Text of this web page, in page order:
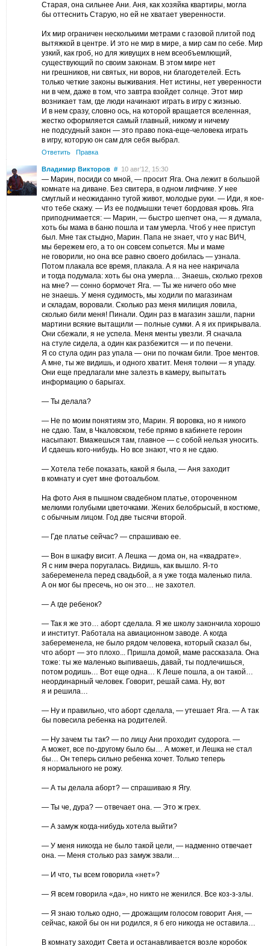
Старая, она сильнее Ани. Аня, как хозяйка квартиры, могла
бы оттеснить Старую, но ей не хватает уверенности.
Их мир ограничен несколькими метрами с газовой плитой под
вытяжкой в центре. И это не мир в мире, а мир сам по себе. Мир
узкий, как гроб, но для живущих в нем всеобъемлющий,
существующий по своим законам. В этом мире нет
ни грешников, ни святых, ни воров, ни благодетелей. Есть
только четкие законы выживания. Нет истины, нет уверенности
ни в чем, даже в том, что завтра взойдет солнце. Этот мир
возникает там, где люди начинают играть в игру с жизнью.
И в нем сразу, словно ось, на которой вращается вселенная,
жестко оформляется самый главный, никому и ничему
не подсудный закон — это право пока-еще-человека играть
в игру, которую он сам для себя выбрал.
Ответить Правка
Владимир Викторов # 10 авг’12, 15:30
— Марин, посиди со мной, — просит Яга. Она лежит в большой
комнате на диване. Без свитера, в одном лифчике. У нее
смуглый и неожиданно тугой живот, молодые руки. — Иди, я кое-
что тебе скажу. — Из ее подмышки течет бордовая кровь. Яга
приподнимается: — Марин, — быстро шепчет она, — я думала,
хоть бы мама в баню пошла и там умерла. Чтоб у нее приступ
был. Мне так стыдно, Марин. Папа не знает, что у нас ВИЧ,
мы бережем его, а то он совсем сопьется. Мы и маме
не говорили, но она все равно своего добилась — узнала.
Потом плакала все время, плакала. А я на нее накричала
и тогда подумала: хоть бы она умерла… Знаешь, сколько грехов
на мне? — сонно бормочет Яга. — Ты же ничего обо мне
не знаешь. У меня судимость, мы ходили по магазинам
и складам, воровали. Сколько раз меня милиция ловила,
сколько били меня! Пинали. Один раз в магазин зашли, парни
мартини всякие вытащили — полные сумки. А я их прикрывала.
Они сбежали, я не успела. Меня менты увезли. Я сначала
на стуле сидела, а один как разбежится — и по печени.
Я со стула один раз упала — они по почкам били. Трое ментов.
А мне, ты же видишь, и одного хватит. Меня толкни — я упаду.
Они еще предлагали мне залезть в камеру, выпытать
информацию о барыгах.
— Ты делала?
— Не по моим понятиям это, Марин. Я воровка, но я никого
не сдаю. Там, в Чкаловском, тебе прямо в кабинете героин
насыпают. Вмажешься там, главное — с собой нельзя уносить.
И сдаешь кого-нибудь. Но все знают, что я не сдаю.
— Хотела тебе показать, какой я была, — Аня заходит
в комнату и сует мне фотоальбом.
На фото Аня в пышном свадебном платье, отороченном
мелкими голубыми цветочками. Жених белобрысый, в костюме,
с обычным лицом. Год две тысячи второй.
— Где платье сейчас? — спрашиваю ее.
— Вон в шкафу висит. А Лешка — дома он, на «квадрате».
Я с ним вчера поругалась. Видишь, как вышло. Я-то
забеременела перед свадьбой, а я уже тогда маленько пила.
А он мог бы пресечь, но он это… не захотел.
— А где ребенок?
— Так я же это… аборт сделала. Я же школу закончила хорошо
и институт. Работала на авиационном заводе. А когда
забеременела, не было рядом человека, который сказал бы,
что аборт — это плохо... Пришла домой, маме рассказала. Она
тоже: ты же маленько выпиваешь, давай, ты подлечишься,
потом родишь… Вот еще одна… К Леше пошла, а он такой…
неординарный человек. Говорит, решай сама. Ну, вот
я и решила…
— Ну и правильно, что аборт сделала, — утешает Яга. — А так
бы повесила ребенка на родителей.
— Ну зачем ты так? — по лицу Ани проходит судорога. —
А может, все по-другому было бы… А может, и Лешка не стал
бы… Он теперь сильно ребенка хочет. Только теперь
я нормального не рожу.
— А ты делала аборт? — спрашиваю я Ягу.
— Ты че, дура? — отвечает она. — Это ж грех.
— А замуж когда-нибудь хотела выйти?
— У меня никогда не было такой цели, — надменно отвечает
она. — Меня столько раз замуж звали…
— И что, ты всем говорила «нет»?
— Я всем говорила «да», но никто не женился. Все коз-з-злы.
— Я знаю только одно, — дрожащим голосом говорит Аня, —
сейчас, какой бы он ни родился, я б его никогда не оставила…
В комнату заходит Света и останавливается возле коробок